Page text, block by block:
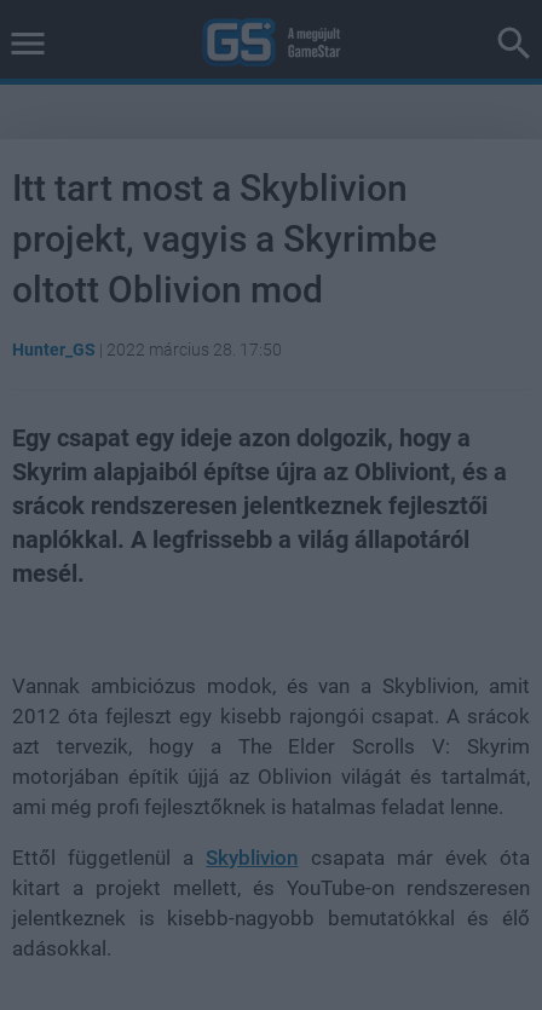
Itt tart most a Skyblivion
projekt, vagyis a Skyrimbe
oltott Oblivion mod
Hunter_GS | 2022 március 28. 17:50
Egy csapat egy ideje azon dolgozik, hogy a
Skyrim alapjaiból építse újra az Obliviont, és a
srácok rendszeresen jelentkeznek fejlesztői
naplókkal. A legfrissebb a világ állapotáról
mesél.
Vannak ambiciózus modok, és van a Skyblivion, amit
2012 óta fejleszt egy kisebb rajongói csapat. A srácok
azt tervezik, hogy a The Elder Scrolls V: Skyrim
motorjában építik újjá az Oblivion világát és tartalmát,
ami még profi fejlesztőknek is hatalmas feladat lenne.
Ettől függetlenül a Skyblivion csapata már évek óta
kitart a projekt mellett, és YouTube-on rendszeresen
jelentkeznek is kisebb-nagyobb bemutatókkal és élő
adásokkal.